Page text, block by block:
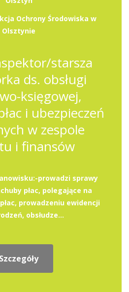
Ochrony Środowiska w
Olsztynie
starsza
ds. obsługi
księgowej,
i ubezpieczeń
w zespole
i finansów
prowadzi sprawy
płac, polegające na
prowadzeniu ewidencji
obsłudze...
Szczegóły